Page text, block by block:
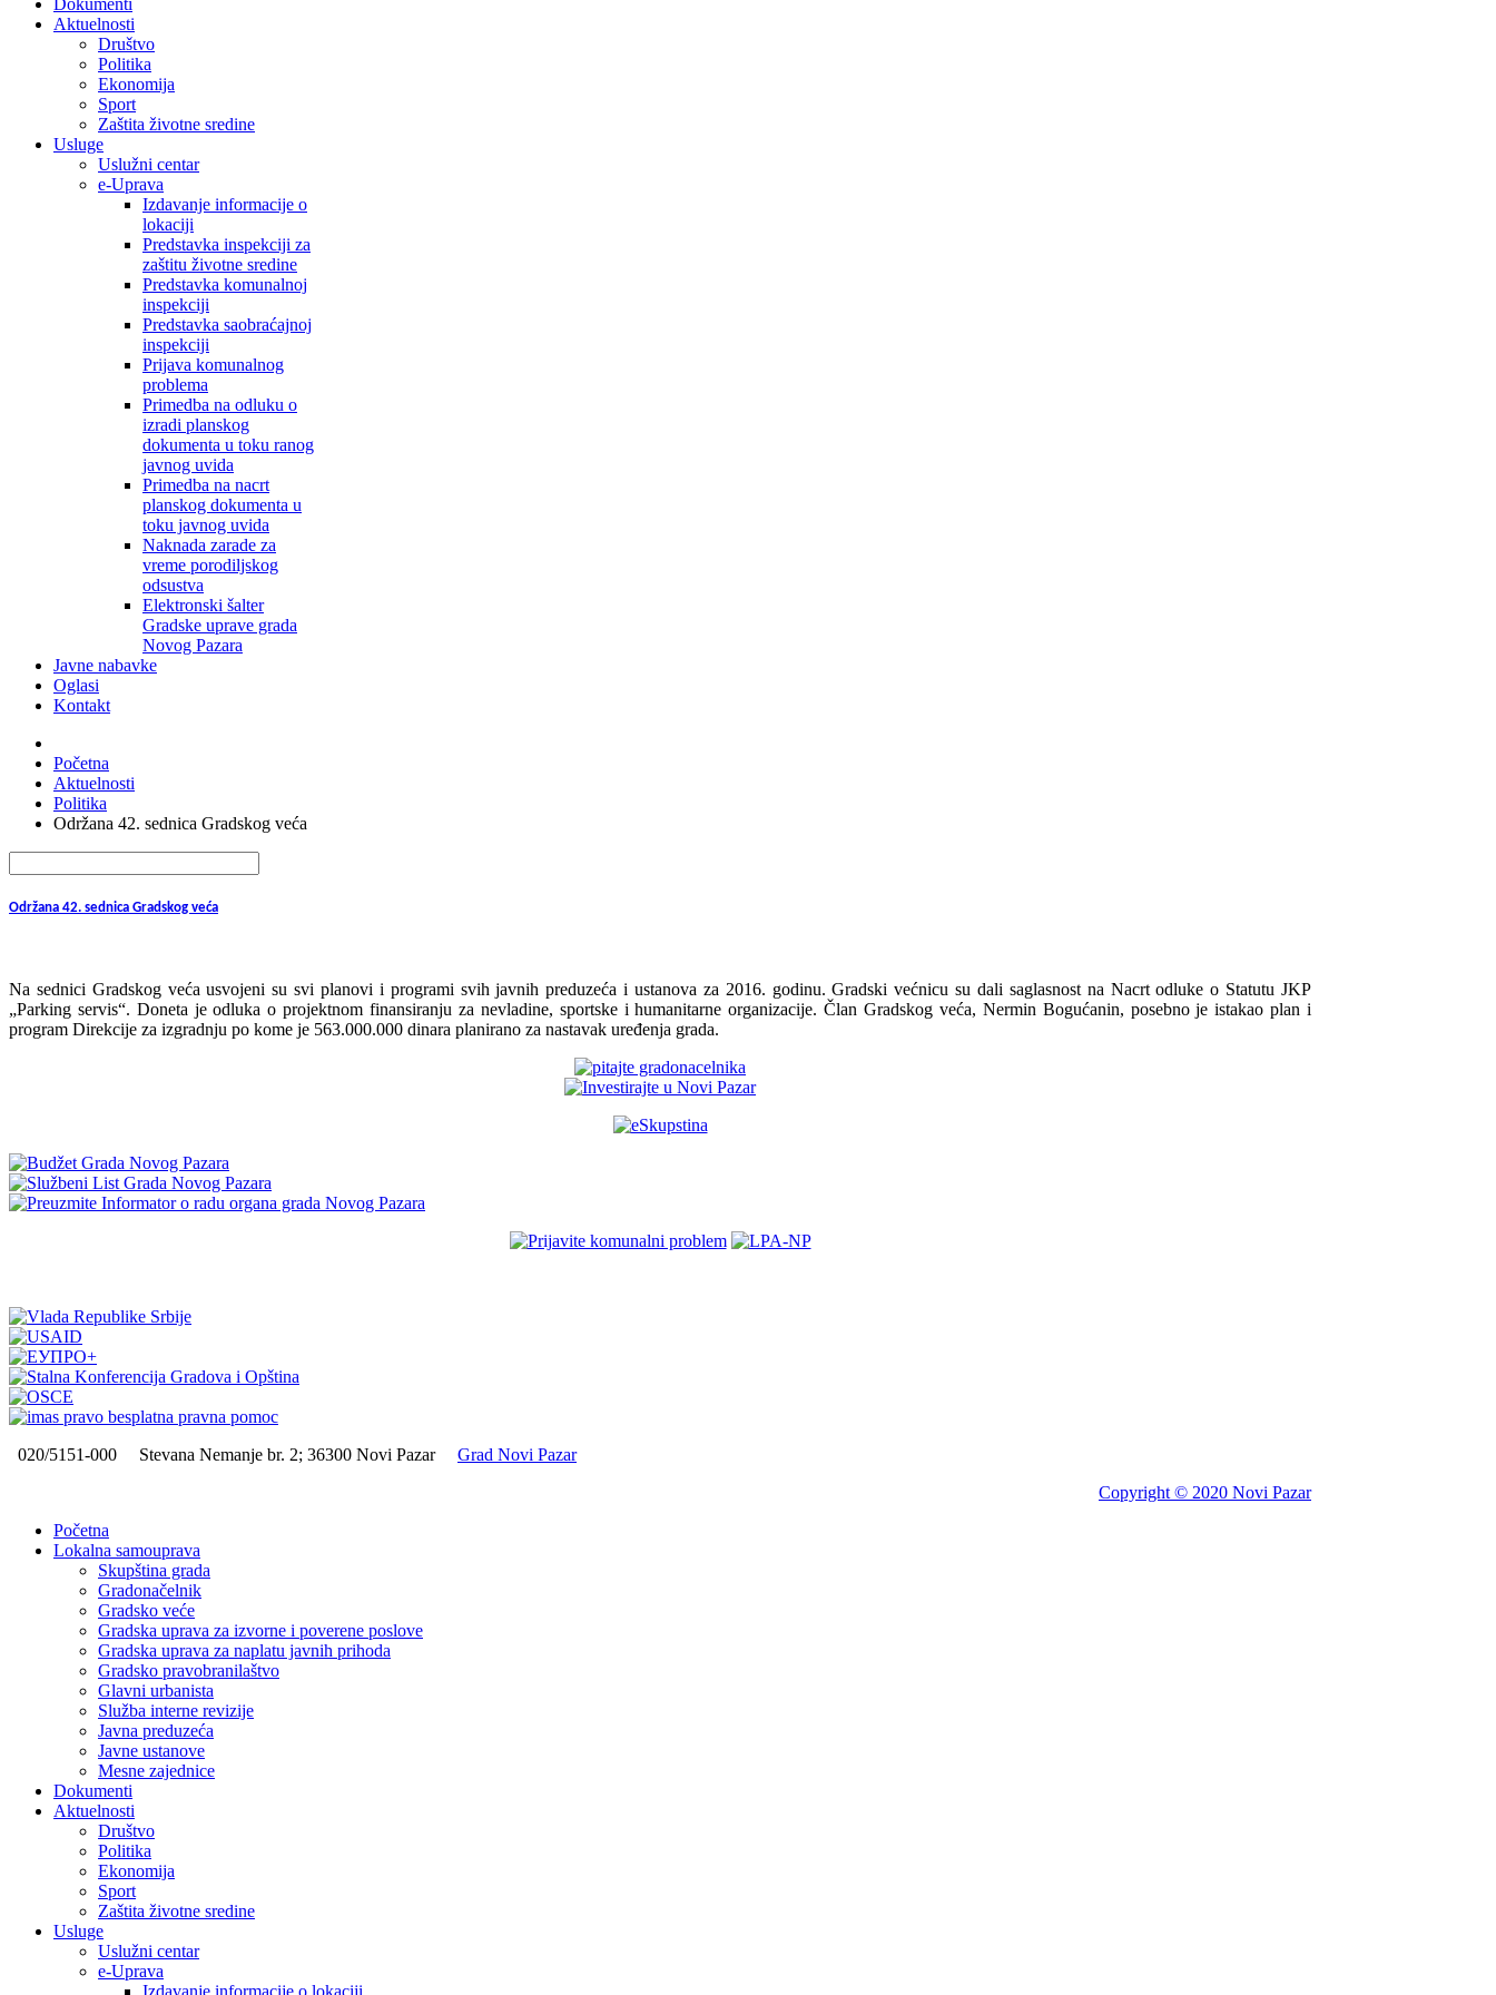
Dokumenti
Aktuelnosti
Društvo
Politika
Ekonomija
Sport
Zaštita životne sredine
Usluge
Uslužni centar
e-Uprava
Izdavanje informacije o
lokaciji
Predstavka inspekciji za
zaštitu životne sredine
Predstavka komunalnoj
inspekciji
Predstavka saobraćajnoj
inspekciji
Prijava komunalnog
problema
Primedba na odluku o
izradi planskog
dokumenta u toku ranog
javnog uvida
Primedba na nacrt
planskog dokumenta u
toku javnog uvida
Naknada zarade za
vreme porodiljskog
odsustva
Elektronski šalter
Gradske uprave grada
Novog Pazara
Javne nabavke
Oglasi
Kontakt
Početna
Aktuelnosti
Politika
Održana 42. sednica Gradskog veća
Održana 42. sednica Gradskog veća
Na sednici Gradskog veća usvojeni su svi planovi i programi svih javnih preduzeća i ustanova za 2016. godinu. Gradski većnicu su dali saglasnost na Nacrt odluke o Statutu JKP
„Parking servis“. Doneta je odluka o projektnom finansiranju za nevladine, sportske i humanitarne organizacije. Član Gradskog veća, Nermin Bogućanin, posebno je istakao plan i
program Direkcije za izgradnju po kome je 563.000.000 dinara planirano za nastavak uređenja grada.
020/5151-000 Stevana Nemanje br. 2; 36300 Novi Pazar
Grad Novi Pazar
Copyright © 2020 Novi Pazar
Početna
Lokalna samouprava
Skupština grada
Gradonačelnik
Gradsko veće
Gradska uprava za izvorne i poverene poslove
Gradska uprava za naplatu javnih prihoda
Gradsko pravobranilaštvo
Glavni urbanista
Služba interne revizije
Javna preduzeća
Javne ustanove
Mesne zajednice
Dokumenti
Aktuelnosti
Društvo
Politika
Ekonomija
Sport
Zaštita životne sredine
Usluge
Uslužni centar
e-Uprava